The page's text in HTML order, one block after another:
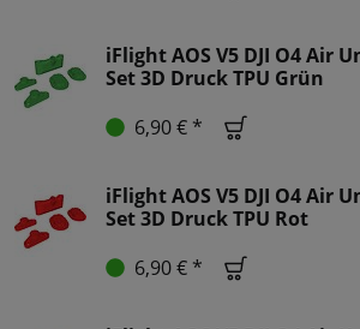
iFlight AOS V5 DJI O4 Air
Set 3D Druck TPU Grün
6,90 € *
iFlight AOS V5 DJI O4 Air
Set 3D Druck TPU Rot
6,90 € *